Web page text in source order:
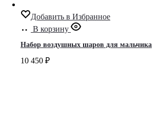
Добавить в Избранное
В корзину
Набор воздушных шаров для мальчика
10 450 ₽